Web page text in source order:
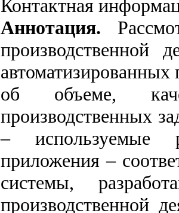
Контактная
Аннотация.
производственной
автоматизированных
об объеме,
производственных
– используемые
приложения –
системы,
производственной